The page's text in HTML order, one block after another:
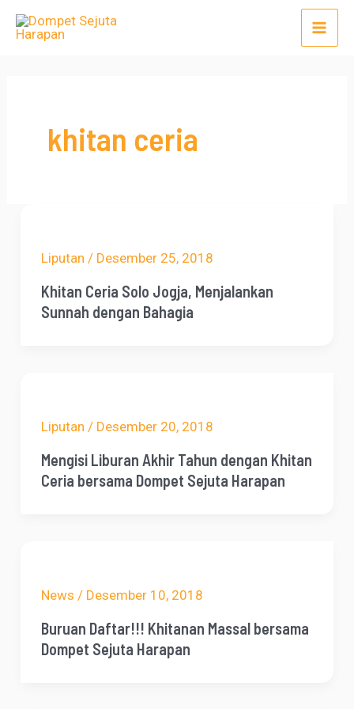
Lewati
Main
khitan ceria
Liputan / Desember 25, 2018
Khitan Ceria Solo Jogja, Menjalankan
Sunnah dengan Bahagia
Liputan / Desember 20, 2018
Mengisi Liburan Akhir Tahun dengan Khitan
Ceria bersama Dompet Sejuta Harapan
News / Desember 10, 2018
Buruan Daftar!!! Khitanan Massal bersama
Dompet Sejuta Harapan